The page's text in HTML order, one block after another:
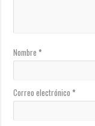
Nombre*
Correo electrónico*